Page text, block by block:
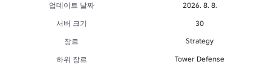
업데이트 날짜
2026. 8. 8.
서버 크기
30
장르
Strategy
하위 장르 Tower Defense